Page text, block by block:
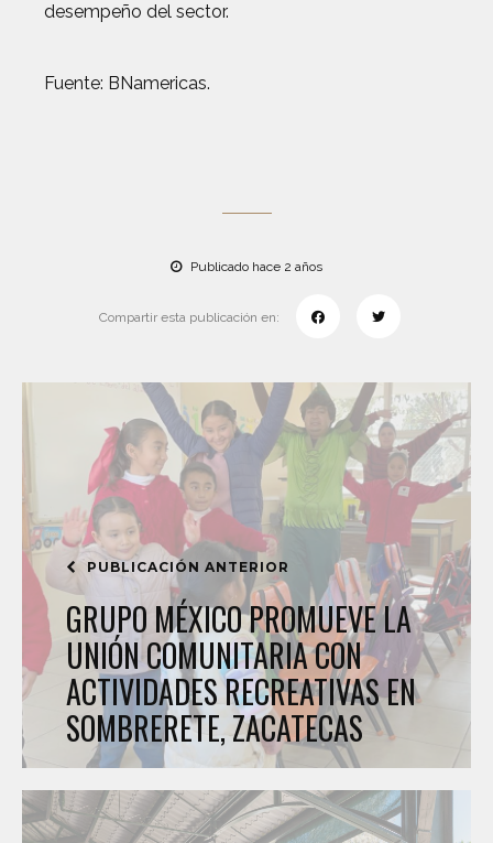
desempeño del sector.
Fuente: BNamericas.
Publicado hace 2 años
Compartir esta publicación en:
PUBLICACIÓN ANTERIOR
GRUPO MÉXICO PROMUEVE LA
UNIÓN COMUNITARIA CON
ACTIVIDADES RECREATIVAS EN
SOMBRERETE, ZACATECAS